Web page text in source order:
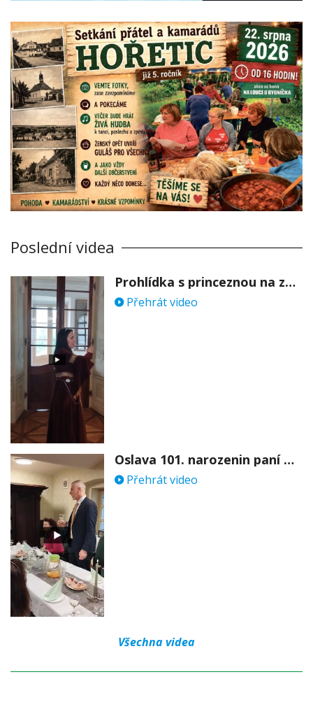
Poslední videa
Prohlídka s princeznou na zámku Stekník
Přehrát video
Oslava 101. narozenin paní Věry Skořepové
Přehrát video
Všechna videa